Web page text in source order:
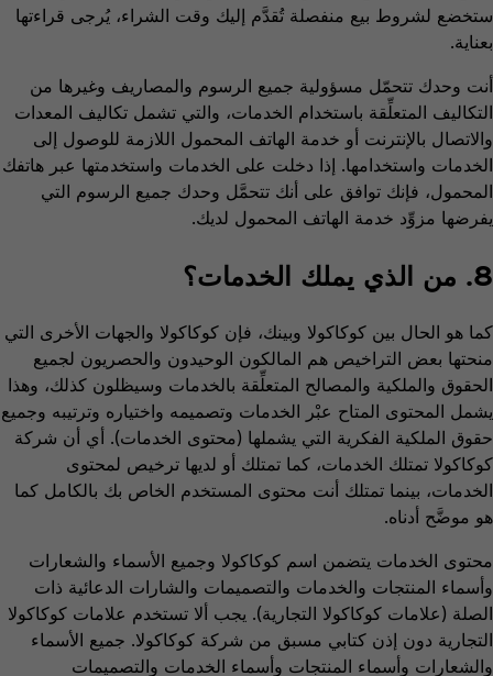
ستخضع لشروط بيع منفصلة تُقدَّم إليك وقت الشراء، يُرجى قراءتها
بعناية.
أنت وحدك تتحمّل مسؤولية جميع الرسوم والمصاريف وغيرها من
التكاليف المتعلِّقة باستخدام الخدمات، والتي تشمل تكاليف المعدات
والاتصال بالإنترنت أو خدمة الهاتف المحمول اللازمة للوصول إلى
الخدمات واستخدامها. إذا دخلت على الخدمات واستخدمتها عبر هاتفك
المحمول، فإنك توافق على أنك تتحمَّل وحدك جميع الرسوم التي
يفرضها مزوِّد خدمة الهاتف المحمول لديك.
8. من الذي يملك الخدمات؟
كما هو الحال بين كوكاكولا وبينك، فإن كوكاكولا والجهات الأخرى التي
منحتها بعض التراخيص هم المالكون الوحيدون والحصريون لجميع
الحقوق والملكية والمصالح المتعلِّقة بالخدمات وسيظلون كذلك، وهذا
يشمل المحتوى المتاح عبْر الخدمات وتصميمه واختياره وترتيبه وجميع
حقوق الملكية الفكرية التي يشملها (محتوى الخدمات). أي أن شركة
كوكاكولا تمتلك الخدمات، كما تمتلك أو لديها ترخيص لمحتوى
الخدمات، بينما تمتلك أنت محتوى المستخدم الخاص بك بالكامل كما
هو موضَّح أدناه.
محتوى الخدمات يتضمن اسم كوكاكولا وجميع الأسماء والشعارات
وأسماء المنتجات والخدمات والتصميمات والشارات الدعائية ذات
الصلة (علامات كوكاكولا التجارية). يجب ألا تستخدم علامات كوكاكولا
التجارية دون إذن كتابي مسبق من شركة كوكاكولا. جميع الأسماء
والشعارات وأسماء المنتجات وأسماء الخدمات والتصميمات